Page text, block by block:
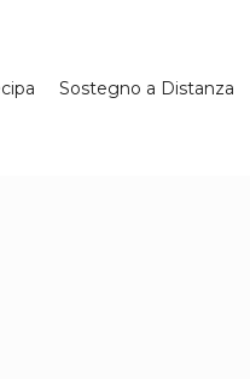
Sostegno a Distanza